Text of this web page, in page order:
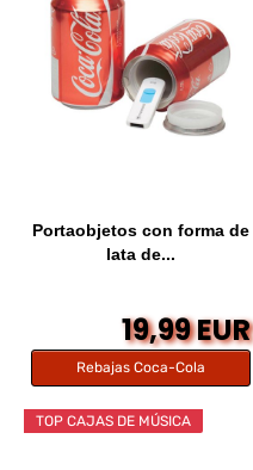
Portaobjetos con forma de
lata de...
19,99 EUR
Rebajas Coca-Cola
TOP CAJAS DE MÚSICA